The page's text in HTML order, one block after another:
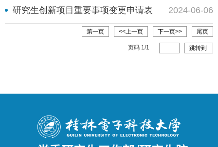
研究生创新项目重要事项变更申请表 2024-06-06
第一页 <<上一页 下一页>> 尾页
页码 1 /1 跳转到